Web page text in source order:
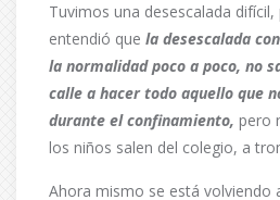
Tuvimos una desescalada
entendió que la desescalada
la normalidad poco a poco, no
calle a hacer todo aquello que
durante el confinamiento, pero
los niños salen del colegio, a
Ahora mismo se está volviendo